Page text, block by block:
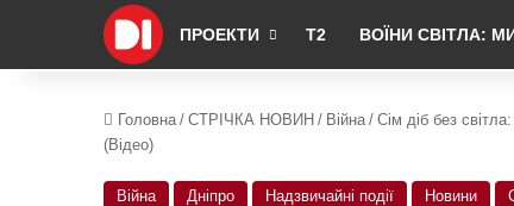
ПРОЕКТИ Т2 ВОЇНИ СВІТЛА:
Головна / СТРІЧКА НОВИН / Війна / Сім діб без
(Відео)
Війна Дніпро Надзвичайні події Новини